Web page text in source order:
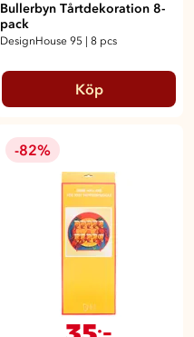
Bullerbyn Tårtdekoration 8-
pack
DesignHouse 95 8 pcs
Köp
-82%
:-